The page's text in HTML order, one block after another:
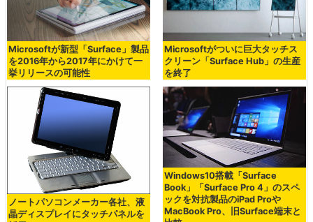
Microsoftが新型「Surface」製品
を2016年から2017年にかけて一
挙リリースの可能性
Microsoftがついに巨大タッチス
クリーン「Surface Hub」の生産
を終了
ノートパソコンメーカー各社、液
晶ディスプレイにタッチパネルを
Windows10搭載「Surface
Book」「Surface Pro 4」のスペ
ックを対抗製品のiPad Proや
MacBook Pro、旧Surface端末と